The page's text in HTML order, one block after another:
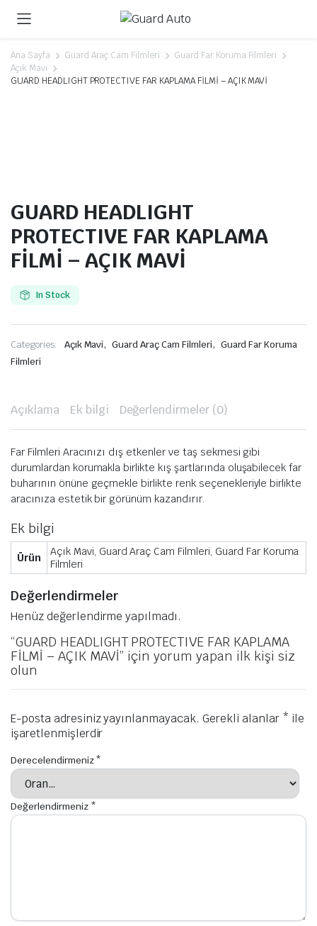
Ana Sayfa Guard Araç Cam Filmleri
Guard Far Koruma Filmleri
Açık Mavi
GUARD HEADLIGHT PROTECTIVE FAR KAPLAMA FİLMİ – AÇIK MAVİ
GUARD HEADLIGHT
PROTECTIVE FAR KAPLAMA
FİLMİ – AÇIK MAVİ
In Stock
Categories: Açık Mavi, Guard Araç Cam Filmleri, Guard Far Koruma
Filmleri
Açıklama Ek bilgi Değerlendirmeler (0)
Far Filmleri Aracınızı dış etkenler ve taş sekmesi gibi
durumlardan korumakla birlikte kış şartlarında oluşabilecek far
buharının önüne geçmekle birlikte renk seçenekleriyle birlikte
aracınıza estetik bir görünüm kazandırır.
Ek bilgi
Ürün
Açık Mavi, Guard Araç Cam Filmleri, Guard Far Koruma
Filmleri
Değerlendirmeler
Henüz değerlendirme yapılmadı.
“GUARD HEADLIGHT PROTECTIVE FAR KAPLAMA
FİLMİ – AÇIK MAVİ” için yorum yapan ilk kişi siz
olun
E-posta adresiniz yayınlanmayacak. Gerekli alanlar * ile
işaretlenmişlerdir
Derecelendirmeniz*
Değerlendirmeniz *